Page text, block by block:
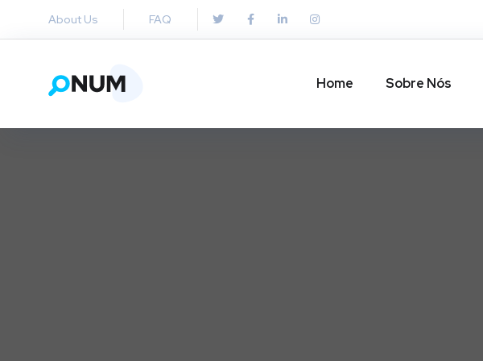
About Us FAQ
Home Sobre Nós